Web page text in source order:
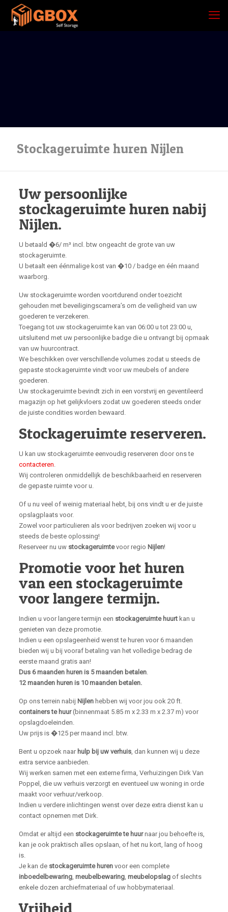
Stockageruimte huren Nijlen
Uw persoonlijke
stockageruimte huren nabij
Nijlen.
U betaald �6/ m³ incl. btw ongeacht de grote van uw
stockageruimte.
U betaalt een éénmalige kost van �10 / badge en één maand
waarborg.
Uw stockageruimte worden voortdurend onder toezicht
gehouden met beveiligingscamera’s om de veiligheid van uw
goederen te verzekeren.
Toegang tot uw stockageruimte kan van 06:00 u tot 23:00 u,
uitsluitend met uw persoonlijke badge die u ontvangt bij opmaak
van uw huurcontract.
We beschikken over verschillende volumes zodat u steeds de
gepaste stockageruimte vindt voor uw meubels of andere
goederen.
Uw stockageruimte bevindt zich in een vorstvrij en geventileerd
magazijn op het gelijkvloers zodat uw goederen steeds onder
de juiste condities worden bewaard.
Stockageruimte reserveren.
U kan uw stockageruimte eenvoudig reserveren door ons te
contacteren.
Wij controleren onmiddellijk de beschikbaarheid en reserveren
de gepaste ruimte voor u.
Of u nu veel of weinig materiaal hebt, bij ons vindt u er de juiste
opslagplaats voor.
Zowel voor particulieren als voor bedrijven zoeken wij voor u
steeds de beste oplossing!
Reserveer nu uw stockageruimtevoor regio Nijlen!
Promotie voor het huren
van een stockageruimte
voor langere termijn.
Indien u voor langere termijn een stockageruimte huurtkan u
genieten van deze promotie.
Indien u een opslageenheid wenst te huren voor 6 maanden
bieden wij u bij vooraf betaling van het volledige bedrag de
eerste maand gratis aan!
Dus 6 maanden huren is 5 maanden betalen.
12 maanden huren is 10 maanden betalen.
Op ons terrein nabij Nijlenhebben wij voor jou ook 20 ft.
containers te huur(binnenmaat 5.85 m x 2.33 m x 2.37 m) voor
opslagdoeleinden.
Uw prijs is �125 per maand incl. btw.
Bent u opzoek naar hulp bij uw verhuis, dan kunnen wij u deze
extra service aanbieden.
Wij werken samen met een externe firma, Verhuizingen Dirk Van
Poppel, die uw verhuis verzorgt en eventueel uw woning in orde
maakt voor verhuur/verkoop.
Indien u verdere inlichtingen wenst over deze extra dienst kan u
contact opnemen met Dirk.
Omdat er altijd een stockageruimte te huurnaar jou behoefte is,
kan je ook praktisch alles opslaan, of het nu kort, lang of hoog
is.
Je kan de stockageruimte hurenvoor een complete
inboedelbewaring, meubelbewaring, meubelopslagof slechts
enkele dozen archiefmateriaal of uw hobbymateriaal.
Vrijheid